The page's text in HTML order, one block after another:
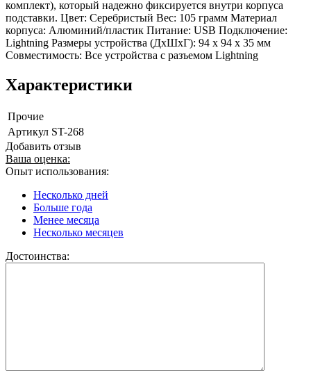
комплект), который надежно фиксируется внутри корпуса
подставки. Цвет: Серебристый Вес: 105 грамм Материал
корпуса: Алюминий/пластик Питание: USB Подключение:
Lightning Размеры устройства (ДхШхГ): 94 x 94 x 35 мм
Совместимость: Все устройства с разъемом Lightning
Характеристики
Прочие
Артикул ST-268
Добавить отзыв
Ваша оценка:
Опыт использования:
Несколько дней
Больше года
Менее месяца
Несколько месяцев
Достоинства: